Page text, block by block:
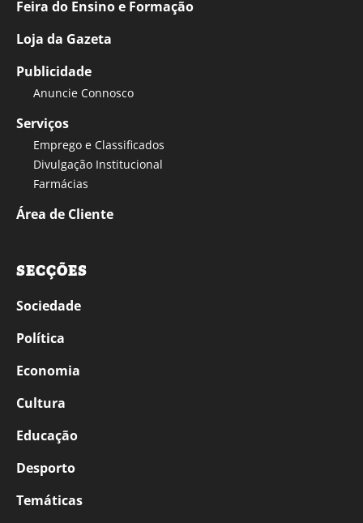
Feira do Ensino e Formação
Loja da Gazeta
Publicidade
Anuncie Connosco
Serviços
Emprego e Classificados
Divulgação Institucional
Farmácias
Área de Cliente
SECÇÕES
Sociedade
Política
Economia
Cultura
Educação
Desporto
Temáticas